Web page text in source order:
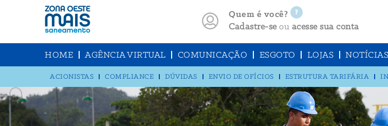
Quem é você?
Cadastre-seou acesse sua conta
HOME AGÊNCIA VIRTUAL COMUNICAÇÃO ESGOTO LOJAS NOTÍCIAS
ACIONISTAS COMPLIANCE DÚVIDAS ENVIO DE OFÍCIOS ESTRUTURA TARIFÁRIA